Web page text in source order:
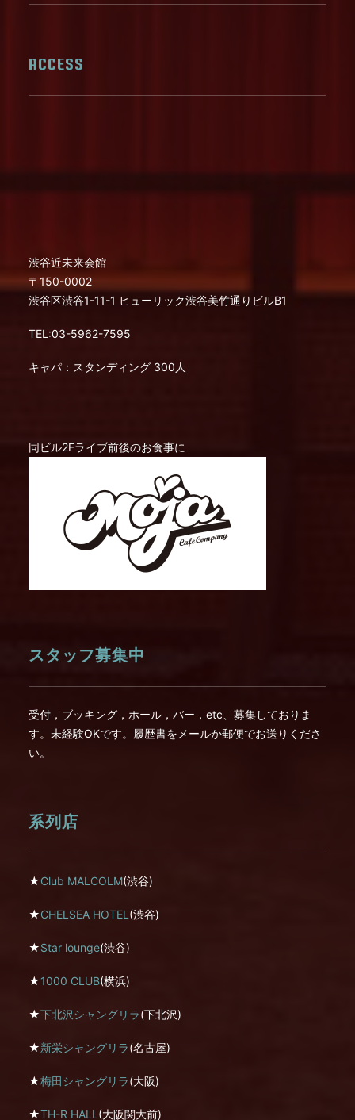
ACCESS
渋谷近未来会館
〒150-0002
渋谷区渋谷1-11-1 ヒューリック渋谷美竹通りビルB1
TEL:03-5962-7595
キャパ：スタンディング 300人
同ビル2Fライブ前後のお食事に
スタッフ募集中
受付，ブッキング，ホール，バー，etc、募集しておりま
す。未経験OKです。履歴書をメールか郵便でお送りくださ
い。
系列店
★Club MALCOLM(渋谷)
★CHELSEA HOTEL (渋谷)
★Star lounge(渋谷)
★1000 CLUB(横浜)
★下北沢シャングリラ(下北沢)
★新栄シャングリラ(名古屋)
★梅田シャングリラ(大阪)
★TH-R HALL (大阪関大前)